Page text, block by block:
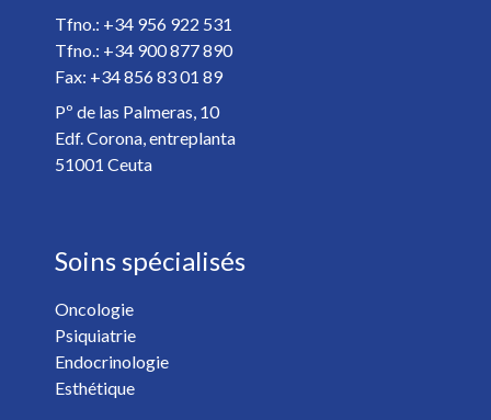
Spécialiste *
Détails de votre rendez-vous *
Vous voulez recevoir les nouvelles de HC Hospitales? *
Oui
Non
Tfno.: +34 956 922 531
Tfno.: +34 900 877 890
Fax: +34 856 83 01 89
Pº de las Palmeras, 10
Edf. Corona, entreplanta
51001 Ceuta
Soins spécialisés
Oncologie
Psiquiatrie
Endocrinologie
Esthétique